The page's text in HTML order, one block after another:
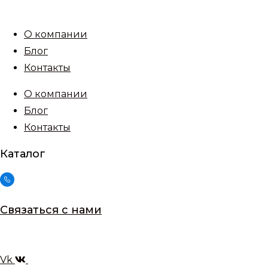
содержимому
О компании
Блог
Контакты
О компании
Блог
Контакты
Каталог
Связаться с нами
Vk